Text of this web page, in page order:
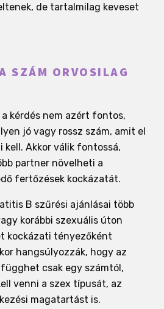
de tartalmilag keveset
SZÁM ORVOSILAG
kérdés nem azért fontos,
jó vagy rossz szám, amit el
kell. Akkor válik fontossá,
partner növelheti a
fertőzések kockázatát.
B szűrési ajánlásai több
korábbi szexuális úton
kockázati tényezőként
hangsúlyozzák, hogy az
csak egy számtól,
venni a szex típusát, az
magatartást is.